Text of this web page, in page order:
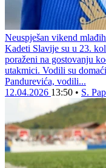
Neuspješan vikend
Kadeti Slavije su u 23.
poraženi na gostovanju
utakmici. Vodili su
Pandurevića, vodili...
12.04.2026 13:50 • S.